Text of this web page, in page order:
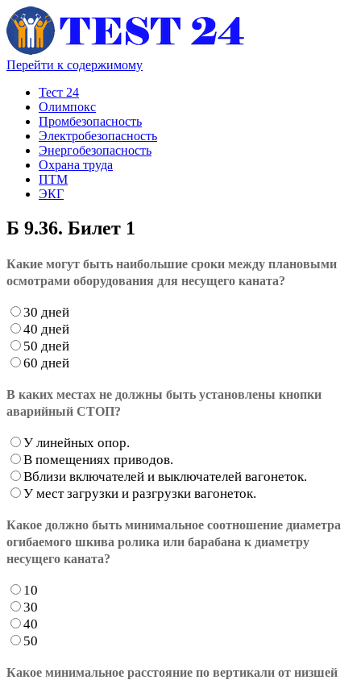
Перейти к содержимому
Тест 24
Олимпокс
Промбезопасность
Электробезопасность
Энергобезопасность
Охрана труда
ПТМ
ЭКГ
Б 9.36. Билет 1
Какие могут быть наибольшие сроки между плановыми
осмотрами оборудования для несущего каната?
30 дней
40 дней
50 дней
60 дней
В каких местах не должны быть установлены кнопки
аварийный СТОП?
У линейных опор.
В помещениях приводов.
Вблизи включателей и выключателей вагонеток.
У мест загрузки и разгрузки вагонеток.
Какое должно быть минимальное соотношение диаметра
огибаемого шкива ролика или барабана к диаметру
несущего каната?
10
30
40
50
Какое минимальное расстояние по вертикали от низшей